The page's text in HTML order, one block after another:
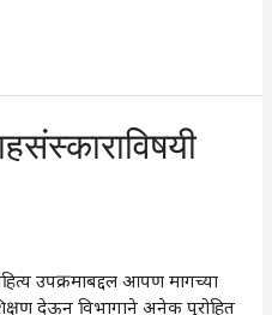
उपक्रमाबद्दल आपण मागच्या
देऊन विभागाने अनेक पुरोहित